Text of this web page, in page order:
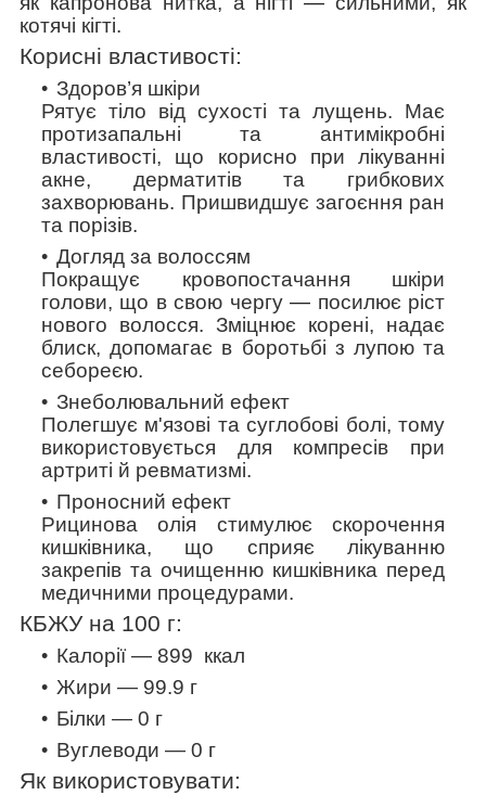
котячі кігті.
Корисні властивості:
Здоров’я шкіри
Рятує тіло від сухості та лущень. Має
протизапальні та антимікробні
властивості, що корисно при лікуванні
акне, дерматитів та грибкових
захворювань. Пришвидшує загоєння ран
та порізів.
Догляд за волоссям
Покращує кровопостачання шкіри
голови, що в свою чергу— посилює ріст
нового волосся. Зміцнює корені, надає
блиск, допомагає в боротьбі з лупою та
себореєю.
Знеболювальний ефект
Полегшує м'язові та суглобові болі, тому
використовується для компресів при
артриті й ревматизмі.
Проносний ефект
Рицинова олія стимулює скорочення
кишківника, що сприяє лікуванню
закрепів та очищенню кишківника перед
медичними процедурами.
КБЖУ на 100 г:
Калорії — 899 ккал
Жири — 99.9 г
Білки — 0 г
Вуглеводи — 0 г
Як використовувати: